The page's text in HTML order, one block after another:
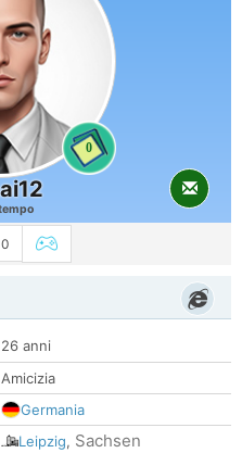
0
0
26 anni
Amicizia
Germania
Leipzig, Sachsen